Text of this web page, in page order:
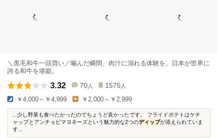
＼黒毛和牛一頭買い／噛んだ瞬間、肉汁に溺れる体験を。日本が世界に
誇る和牛を堪能。
3.32 70 人 1575 人
￥4,000～￥4,999 ￥2,000～￥2,999
...少し野菜も食べたかったのでちょうど良かったです。 フライドポテトはケチ
ャップとアンチョビマヨネーズという魅力的な2つのディップが添えられていま
す...